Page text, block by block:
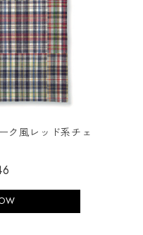
ク風レッド系チェ